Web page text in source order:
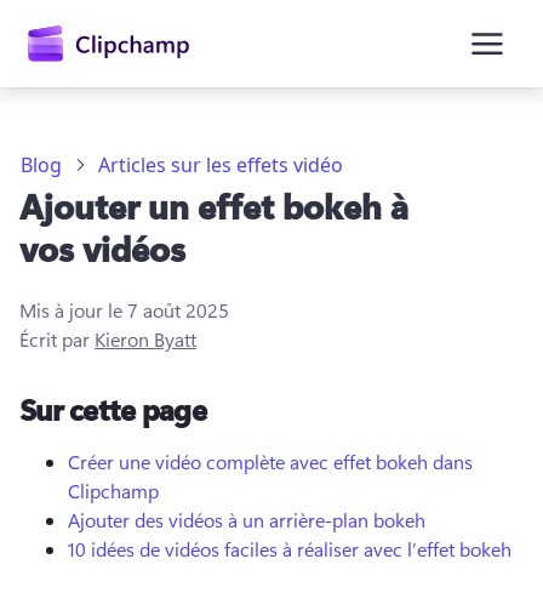
principal
Blog Articles sur les effets vidéo
Ajouter un effet bokeh à
vos vidéos
Mis à jour le7 août 2025
Écrit par Kieron Byatt
Sur cette page
Créer une vidéo complète avec effet bokeh dans
Clipchamp
Ajouter des vidéos à un arrière-plan bokeh
10 idées de vidéos faciles à réaliser avec l’effet bokeh